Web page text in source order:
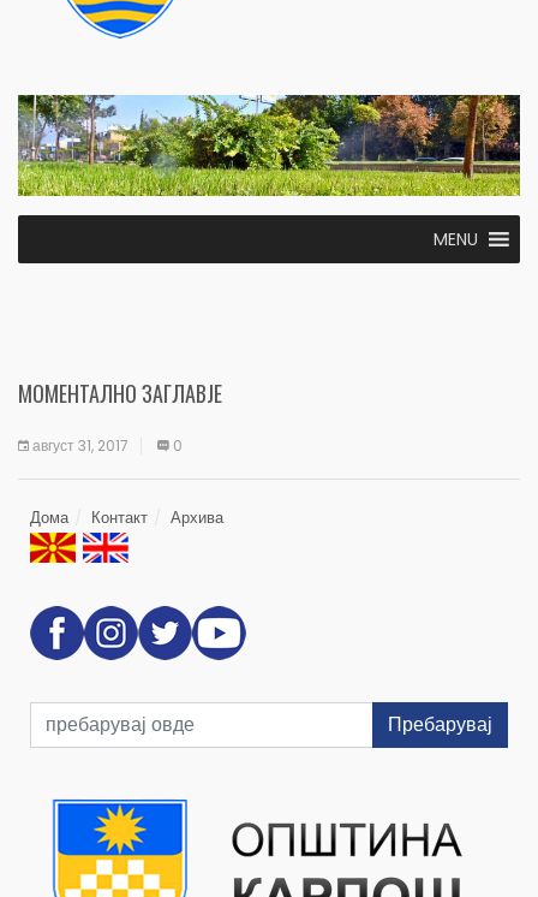
MENU
МОМЕНТАЛНО ЗАГЛАВЈЕ
август 31, 2017 0
Дома Контакт Архива
Пребарувај